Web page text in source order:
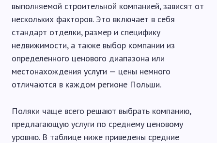
выполняемой строительной компанией, зависят от
нескольких факторов. Это включает в себя
стандарт отделки, размер и специфику
недвижимости, а также выбор компании из
определенного ценового диапазона или
местонахождения услуги — цены немного
отличаются в каждом регионе Польши.
Поляки чаще всего решают выбрать компанию,
предлагающую услуги по среднему ценовому
уровню. В таблице ниже приведены средние